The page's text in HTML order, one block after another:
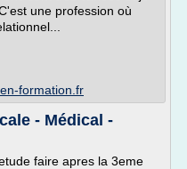
une profession où
formation.fr
- Médical -
faire apres la 3eme